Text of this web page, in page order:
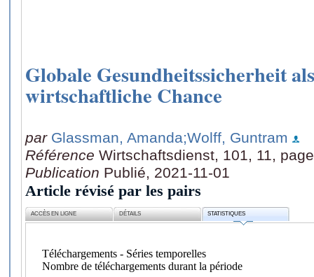
Globale Gesundheitssicherheit
wirtschaftliche Chance
par Glassman, Amanda;Wolff, Guntram
Référence Wirtschaftsdienst, 101, 11,
Publication Publié, 2021-11-01
Article révisé par les pairs
ACCÈS EN LIGNE DÉTAILS STATISTIQUES